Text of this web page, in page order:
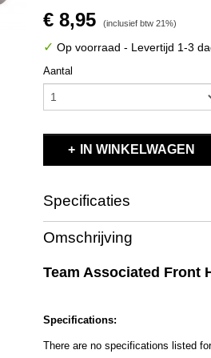
€ 8,95 (inclusief btw 21%)
✓ Op voorraad - Levertijd 1-3
Aantal
IN WINKELWAGEN
Specificaties
Productcode
EAN code
Bruto gewicht
Omschrijving
Team Associated Front
Specifications:
There are no specifications listed